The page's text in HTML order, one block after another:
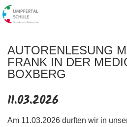
AUTORENLESUNG
FRANK IN DER
BOXBERG
11.03.2026
Am 11.03.2026 durften wir in